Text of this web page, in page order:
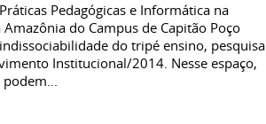
Pedagógicas e Informática na
do Campus de Capitão Poço
do tripé ensino, pesquisa
Institucional/2014. Nesse espaço,